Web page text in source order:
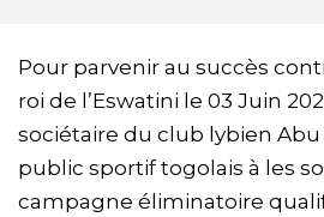
Pour parvenir au succès
roi de l’Eswatini le 03 Juin
sociétaire du club lybien Abu
public sportif togolais à les
campagne éliminatoire